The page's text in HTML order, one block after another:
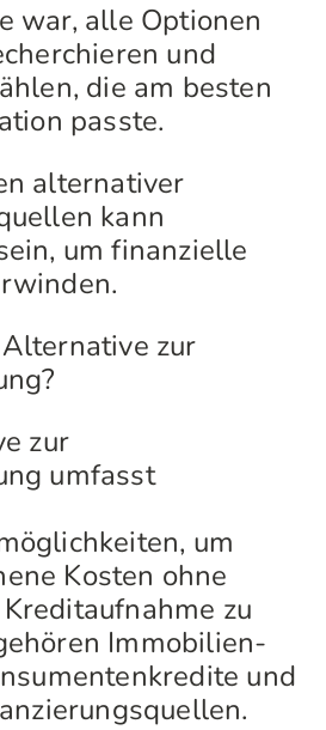
war, alle Optionen
und
die am besten
passte.
alternativer
kann
um finanzielle
zur
zur
umfasst
um
Kosten ohne
zu
Immobilien-
und